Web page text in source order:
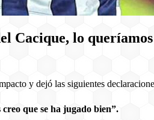
lo
y dejó las siguientes
que se ha jugado bien”.